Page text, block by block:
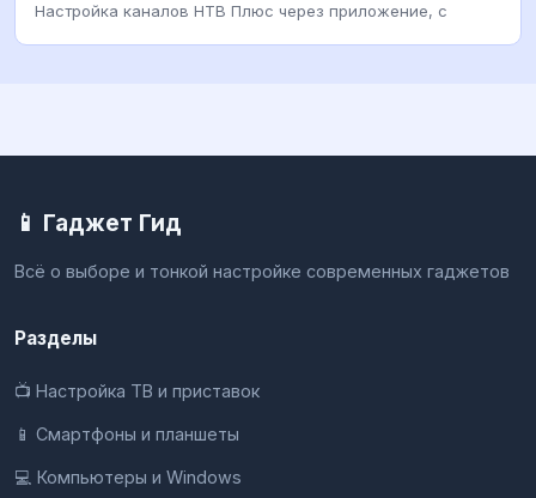
Настройка каналов НТВ Плюс через приложение, с
📱 Гаджет Гид
Всё о выборе и тонкой настройке современных гаджетов
Разделы
📺 Настройка ТВ и приставок
📱 Смартфоны и планшеты
💻 Компьютеры и Windows